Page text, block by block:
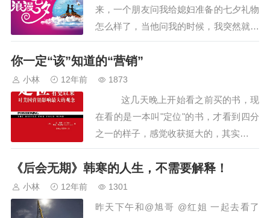
来，一个朋友问我给媳妇准备的七夕礼物
怎么样了，当他问我的时候，我突然就想
到也许很多人都困扰这个问题，不知道该
给自己的妹子准备点什么。前几天@国平
也问过这个问题，我感…
你一定“该”知道的“营销”
小林 12年前 1873
这几天晚上开始看之前买的书，现
在看的是一本叫"定位"的书，才看到四分
之一的样子，感觉收获挺大的，其实…
《后会无期》韩寒的人生，不需要解释！
小林 12年前 1301
昨天下午和@旭哥 @红姐 一起去看了